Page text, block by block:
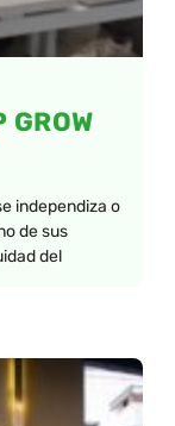
independiza o
de sus
del